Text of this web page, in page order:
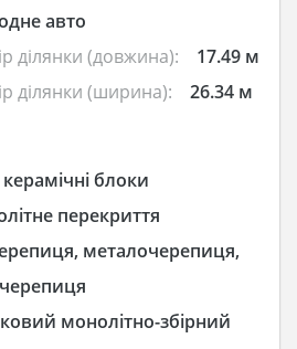
авто
ділянки (довжина):
17.49 м
ділянки (ширина):
26.34 м
блоки
перекриття
металочерепиця,
монолітно-збірний